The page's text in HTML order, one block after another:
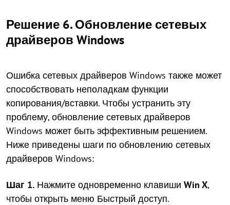
Решение 6. Обновление сетевых
драйверов Windows
Ошибка сетевых драйверов Windows также может
способствовать неполадкам функции
копирования/вставки. Чтобы устранить эту
проблему, обновление сетевых драйверов
Windows может быть эффективным решением.
Ниже приведены шаги по обновлению сетевых
драйверов Windows:
Шаг 1. Нажмите одновременно клавиши Win X,
чтобы открыть меню Быстрый доступ.